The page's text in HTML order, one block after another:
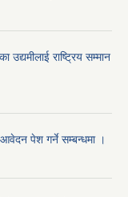
उद्यमीलाई राष्ट्रिय सम्मान
पेश गर्ने सम्बन्धमा ।